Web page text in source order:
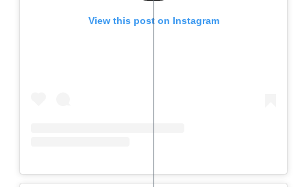
View this post on Instagram